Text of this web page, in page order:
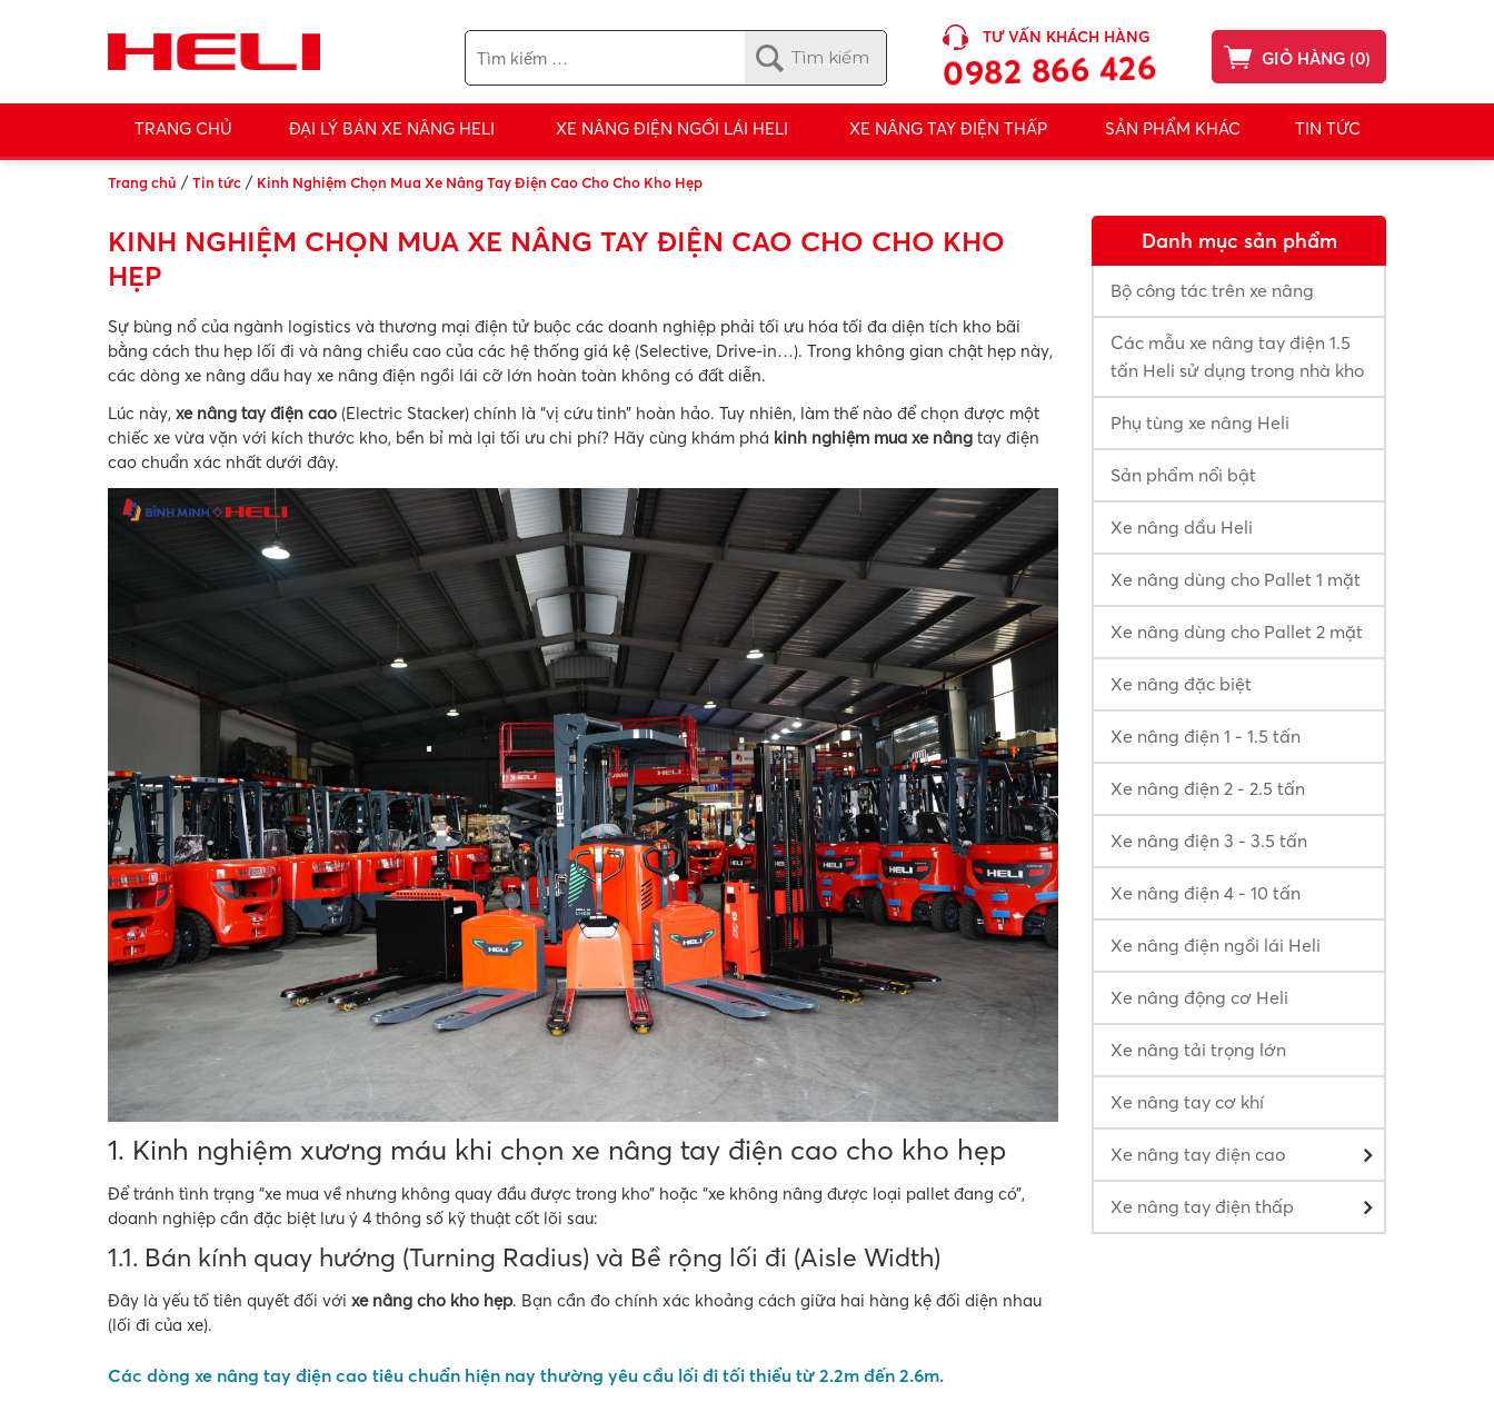
GIỎ HÀNG (0)
TƯ VẤN KHÁCH HÀNG
0982 866 426
TRANG CHỦ ĐẠI LÝ BÁN XE NÂNG HELI XE NÂNG ĐIỆN NGỒI LÁI HELI XE NÂNG TAY ĐIỆN THẤP SẢN PHẨM KHÁC TIN TỨC
Trang chủ /Tin tức / Kinh Nghiệm Chọn Mua Xe Nâng Tay Điện Cao Cho Cho Kho Hẹp
KINH NGHIỆM CHỌN MUA XE NÂNG TAY ĐIỆN CAO CHO CHO KHO
HẸP
Sự bùng nổ của ngành logistics và thương mại điện tử buộc các doanh nghiệp phải tối ưu hóa tối đa diện tích kho bãi
bằng cách thu hẹp lối đi và nâng chiều cao của các hệ thống giá kệ (Selective, Drive-in…). Trong không gian chật hẹp này,
các dòng xe nâng dầu hay xe nâng điện ngồi lái cỡ lớn hoàn toàn không có đất diễn.
Lúc này, xe nâng tay điện cao (Electric Stacker) chính là “vị cứu tinh” hoàn hảo. Tuy nhiên, làm thế nào để chọn được một
chiếc xe vừa vặn với kích thước kho, bền bỉ mà lại tối ưu chi phí? Hãy cùng khám phá kinh nghiệm mua xe nâng tay điện
cao chuẩn xác nhất dưới đây.
1. Kinh nghiệm xương máu khi chọn xe nâng tay điện cao cho kho hẹp
Để tránh tình trạng “xe mua về nhưng không quay đầu được trong kho” hoặc “xe không nâng được loại pallet đang có”,
doanh nghiệp cần đặc biệt lưu ý 4 thông số kỹ thuật cốt lõi sau:
1.1. Bán kính quay hướng (Turning Radius) và Bề rộng lối đi (Aisle Width)
Đây là yếu tố tiên quyết đối với xe nâng cho kho hẹp. Bạn cần đo chính xác khoảng cách giữa hai hàng kệ đối diện nhau
(lối đi của xe).
Các dòng xe nâng tay điện cao tiêu chuẩn hiện nay thường yêu cầu lối đi tối thiểu từ 2.2m đến 2.6m.
Danh mục sản phẩm
Bộ công tác trên xe nâng
Các mẫu xe nâng tay điện 1.5
tấn Heli sử dụng trong nhà kho
Phụ tùng xe nâng Heli
Sản phẩm nổi bật
Xe nâng dầu Heli
Xe nâng dùng cho Pallet 1 mặt
Xe nâng dùng cho Pallet 2 mặt
Xe nâng đặc biệt
Xe nâng điện 1 - 1.5 tấn
Xe nâng điện 2 - 2.5 tấn
Xe nâng điện 3 - 3.5 tấn
Xe nâng điện 4 - 10 tấn
Xe nâng điện ngồi lái Heli
Xe nâng động cơ Heli
Xe nâng tải trọng lớn
Xe nâng tay cơ khí
Xe nâng tay điện cao
Xe nâng tay điện thấp